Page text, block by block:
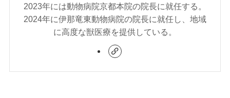
2023年には動物病院京都本院の院長に就任する。
2024年に伊那竜東動物病院の院長に就任し、地域
に高度な獣医療を提供している。